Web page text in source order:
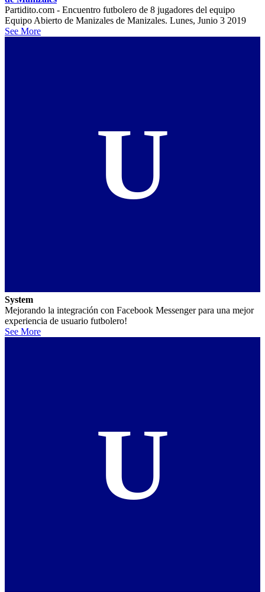
Partidito.com - Encuentro futbolero de 8 jugadores del equipo
Equipo Abierto de Manizales de Manizales. Lunes, Junio 3 2019
See More
U
System
Mejorando la integración con Facebook Messenger para una mejor
experiencia de usuario futbolero!
See More
U